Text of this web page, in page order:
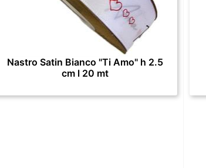
Nastro Satin Bianco "Ti Amo" h 2.5
cm l 20 mt